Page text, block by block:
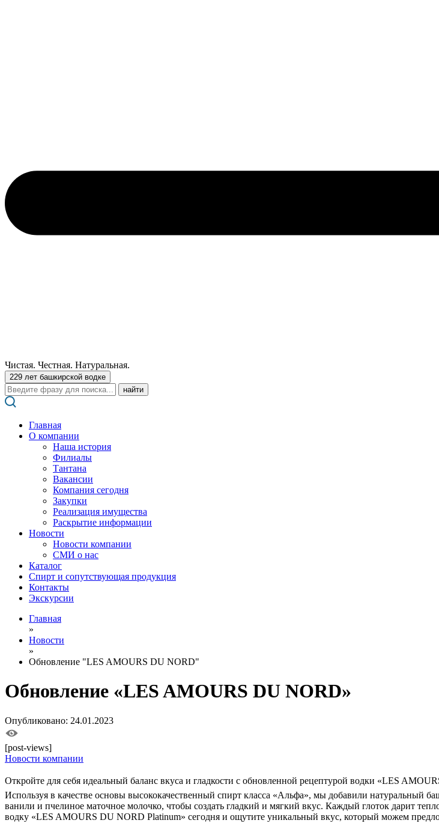
Чистая. Честная. Натуральная.
229 лет башкирской водке
Поиск:
Главная
О компании
Наша история
Филиалы
Тантана
Вакансии
Компания сегодня
Закупки
Реализация имущества
Раскрытие информации
Новости
Новости компании
СМИ о нас
Каталог
Спирт и сопутствующая продукция
Контакты
Экскурсии
Главная
»
Новости
»
Обновление "LES AMOURS DU NORD"
Обновление «LES AMOURS DU NORD»
Опубликовано: 24.01.2023
[post-views]
Новости компании
Откройте для себя идеальный баланс вкуса и гладкости с обновленной рецептурой водки «LES
Используя в качестве основы высококачественный спирт класса «Альфа», мы добавили натуральный
ванили и пчелиное маточное молочко, чтобы создать гладкий и мягкий вкус. Каждый глоток дарит
водку «LES AMOURS DU NORD Platinum» сегодня и ощутите уникальный вкус, который можем